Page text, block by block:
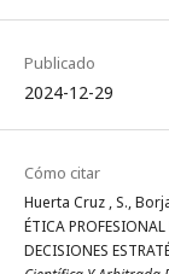
Publicado
2024-12-29
Cómo citar
Huerta Cruz , S.,
ÉTICA
DECISIONES